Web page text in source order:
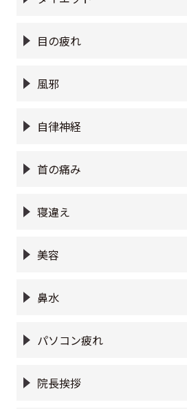
目の疲れ
風邪
自律神経
首の痛み
寝違え
美容
鼻水
パソコン疲れ
院長挨拶